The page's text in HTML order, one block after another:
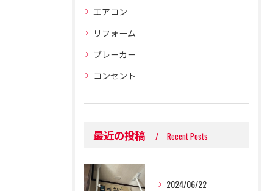
エアコン
リフォーム
ブレーカー
コンセント
最近の投稿 Recent Posts
2024/06/22